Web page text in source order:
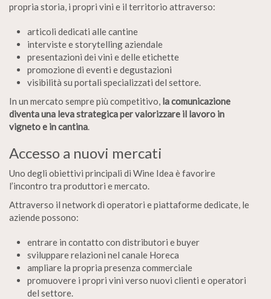
propria storia, i propri vini e il territorio attraverso:
articoli dedicati alle cantine
interviste e storytelling aziendale
presentazioni dei vini e delle etichette
promozione di eventi e degustazioni
visibilità su portali specializzati del settore.
In un mercato sempre più competitivo, la comunicazione
diventa una leva strategica per valorizzare il lavoro in
vigneto e in cantina.
Accesso a nuovi mercati
Uno degli obiettivi principali di Wine Idea è favorire
l’incontro tra produttori e mercato.
Attraverso il network di operatori e piattaforme dedicate, le
aziende possono:
entrare in contatto con distributori e buyer
sviluppare relazioni nel canale Horeca
ampliare la propria presenza commerciale
promuovere i propri vini verso nuovi clienti e operatori
del settore.